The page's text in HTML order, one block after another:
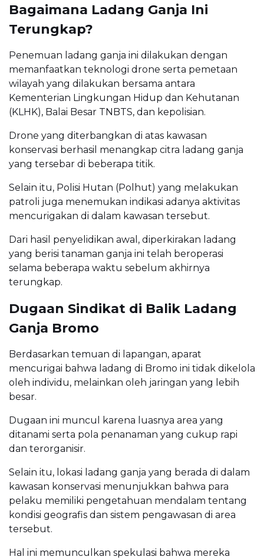
Bagaimana Ladang Ganja Ini
Terungkap?
Penemuan ladang ganja ini dilakukan dengan
memanfaatkan teknologi drone serta pemetaan
wilayah yang dilakukan bersama antara
Kementerian Lingkungan Hidup dan Kehutanan
(KLHK), Balai Besar TNBTS, dan kepolisian.
Drone yang diterbangkan di atas kawasan
konservasi berhasil menangkap citra ladang ganja
yang tersebar di beberapa titik.
Selain itu, Polisi Hutan (Polhut) yang melakukan
patroli juga menemukan indikasi adanya aktivitas
mencurigakan di dalam kawasan tersebut.
Dari hasil penyelidikan awal, diperkirakan ladang
yang berisi tanaman ganja ini telah beroperasi
selama beberapa waktu sebelum akhirnya
terungkap.
Dugaan Sindikat di Balik Ladang
Ganja Bromo
Berdasarkan temuan di lapangan, aparat
mencurigai bahwa ladang di Bromo ini tidak dikelola
oleh individu, melainkan oleh jaringan yang lebih
besar.
Dugaan ini muncul karena luasnya area yang
ditanami serta pola penanaman yang cukup rapi
dan terorganisir.
Selain itu, lokasi ladang ganja yang berada di dalam
kawasan konservasi menunjukkan bahwa para
pelaku memiliki pengetahuan mendalam tentang
kondisi geografis dan sistem pengawasan di area
tersebut.
Hal ini memunculkan spekulasi bahwa mereka